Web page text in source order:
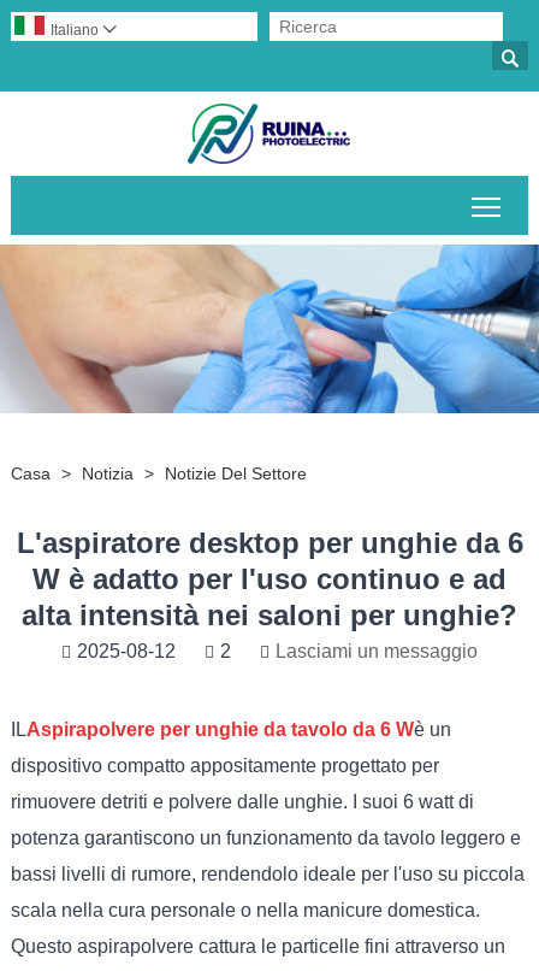

Italiano 
Casa > Notizia > Notizie Del Settore
L'aspiratore desktop per unghie da 6
W è adatto per l'uso continuo e ad
alta intensità nei saloni per unghie?
2025-08-12 2 Lasciami un messaggio
ILAspirapolvere per unghie da tavolo da 6 Wè un
dispositivo compatto appositamente progettato per
rimuovere detriti e polvere dalle unghie. I suoi 6 watt di
potenza garantiscono un funzionamento da tavolo leggero e
bassi livelli di rumore, rendendolo ideale per l'uso su piccola
scala nella cura personale o nella manicure domestica.
Questo aspirapolvere cattura le particelle fini attraverso un